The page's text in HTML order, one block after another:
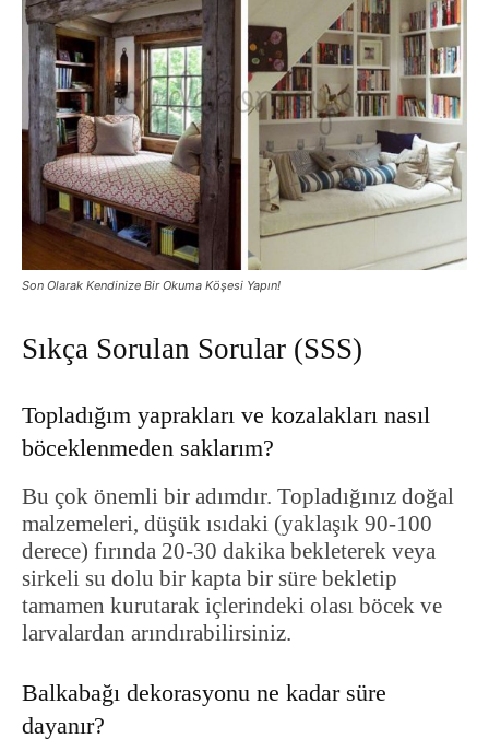
Son Olarak Kendinize Bir Okuma Köşesi Yapın!
Sıkça Sorulan Sorular (SSS)
Topladığım yaprakları ve kozalakları nasıl
böceklenmeden saklarım?
Bu çok önemli bir adımdır. Topladığınız doğal
malzemeleri, düşük ısıdaki (yaklaşık 90-100
derece) fırında 20-30 dakika bekleterek veya
sirkeli su dolu bir kapta bir süre bekletip
tamamen kurutarak içlerindeki olası böcek ve
larvalardan arındırabilirsiniz.
Balkabağı dekorasyonu ne kadar süre
dayanır?